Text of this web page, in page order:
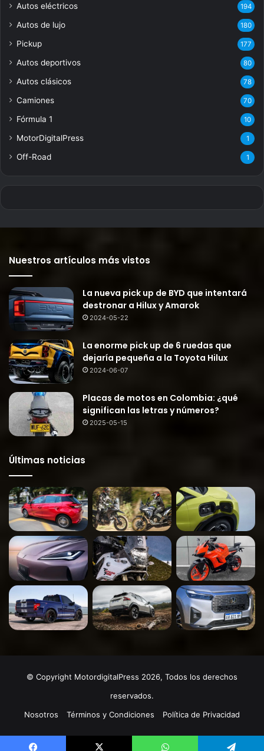
Autos eléctricos 194
Autos de lujo 180
Pickup 177
Autos deportivos 80
Autos clásicos 78
Camiones 70
Fórmula 1 10
MotorDigitalPress 1
Off-Road 1
Nuestros artículos más vistos
La nueva pick up de BYD que intentará
destronar a Hilux y Amarok
2024-05-22
La enorme pick up de 6 ruedas que
dejaría pequeña a la Toyota Hilux
2024-06-07
Placas de motos en Colombia: ¿qué
significan las letras y números?
2025-05-15
Últimas noticias
© Copyright MotordigitalPress 2026, Todos los derechos
reservados.
Nosotros
Términos y Condiciones Política de Privacidad